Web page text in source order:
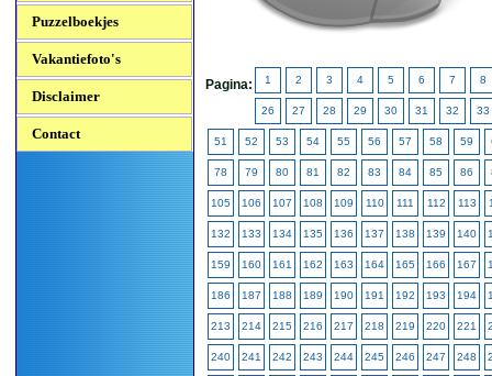
Puzzelboekjes
Vakantiefoto's
Disclaimer
Contact
Pagina: 1 2 3 4 5 6 7 8
26 27 28 29 30 31 32 33
51 52 53 54 55 56 57 58 59
78 79 80 81 82 83 84 85 86
105 106 107 108 109 110 111 112 113
132 133 134 135 136 137 138 139 140
159 160 161 162 163 164 165 166 167
186 187 188 189 190 191 192 193 194
213 214 215 216 217 218 219 220 221
240 241 242 243 244 245 246 247 248